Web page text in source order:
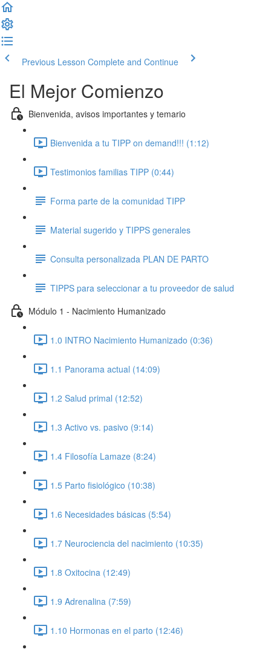
Previous Lesson Complete and Continue
El Mejor Comienzo
Bienvenida, avisos importantes y temario
Bienvenida a tu TIPP on demand!!! (1:12)
Testimonios familias TIPP (0:44)
Forma parte de la comunidad TIPP
Material sugerido y TIPPS generales
Consulta personalizada PLAN DE PARTO
TIPPS para seleccionar a tu proveedor de salud
Módulo 1 - Nacimiento Humanizado
1.0 INTRO Nacimiento Humanizado (0:36)
1.1 Panorama actual (14:09)
1.2 Salud primal (12:52)
1.3 Activo vs. pasivo (9:14)
1.4 Filosofía Lamaze (8:24)
1.5 Parto fisiológico (10:38)
1.6 Necesidades básicas (5:54)
1.7 Neurociencia del nacimiento (10:35)
1.8 Oxitocina (12:49)
1.9 Adrenalina (7:59)
1.10 Hormonas en el parto (12:46)